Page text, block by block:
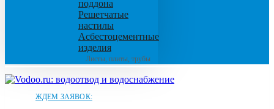
поддона
Решетчатые
настилы
Асбестоцементные
изделия
Листы, плиты, трубы
ЖДЕМ ЗАЯВОК: